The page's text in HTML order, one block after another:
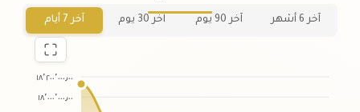
آخر 6 أشهر آخر 90 يوم آخر 30 يوم آخر 7 أيام
١٨٬٢٠٠٬٠٠٠٫٠٠
١٨٬٠٠٠٬٠٠٠٫٠٠